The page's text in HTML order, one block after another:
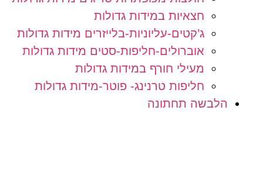
חצאיות במידות גדולות
ג’קטים-עליוניות-בלייזרים מידות גדולות
אוברולים-חליפות-סטים מידות גדולות
מעילי חורף במידות גדולות
חליפות טרנינג- פוטר-מידות גדולות
הלבשה תחתונה